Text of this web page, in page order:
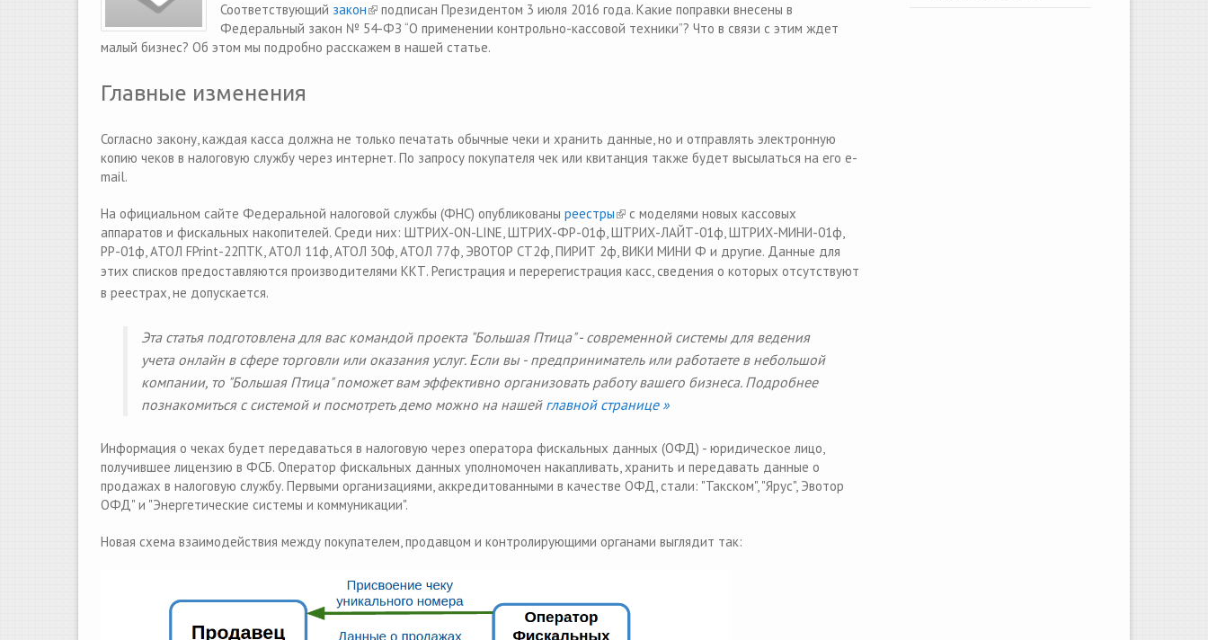
Соответствующий закон(link is external)
подписан Президентом 3 июля 2016 года. Какие поправки внесены в
Федеральный закон № 54-ФЗ “О применении контрольно-кассовой техники”? Что в связи с этим ждет
малый бизнес? Об этом мы подробно расскажем в нашей статье.
Главные изменения
Согласно закону, каждая касса должна не только печатать обычные чеки и хранить данные, но и отправлять электронную
копию чеков в налоговую службу через интернет. По запросу покупателя чек или квитанция также будет высылаться на его e-
mail.
На официальном сайте Федеральной налоговой службы (ФНС) опубликованы реестры(link is external)
с моделями новых кассовых
аппаратов и фискальных накопителей. Среди них: ШТРИХ-ON-LINE, ШТРИХ-ФР-01ф, ШТРИХ-ЛАЙТ-01ф, ШТРИХ-МИНИ-01ф,
РР-01ф, АТОЛ FPrint-22ПТК, АТОЛ 11ф, АТОЛ 30ф, АТОЛ 77ф, ЭВОТОР СТ2ф, ПИРИТ 2ф, ВИКИ МИНИ Ф и другие. Данные для
этих списков предоставляются производителями ККТ. Регистрация и перерегистрация касс, сведения о которых отсутствуют
в реестрах, не допускается.
Эта статья подготовлена для вас командой проекта "Большая Птица" - современной системы для ведения
учета онлайн в сфере торговли или оказания услуг. Если вы - предприниматель или работаете в небольшой
компании, то "Большая Птица" поможет вам эффективно организовать работу вашего бизнеса. Подробнее
познакомиться с системой и посмотреть демо можно на нашей главной странице »
Информация о чеках будет передаваться в налоговую через оператора фискальных данных (ОФД) - юридическое лицо,
получившее лицензию в ФСБ. Оператор фискальных данных уполномочен накапливать, хранить и передавать данные о
продажах в налоговую службу. Первыми организациями, аккредитованными в качестве ОФД, стали: "Такском", "Ярус", Эвотор
ОФД" и "Энергетические системы и коммуникации".
Новая схема взаимодействия между покупателем, продавцом и контролирующими органами выглядит так: